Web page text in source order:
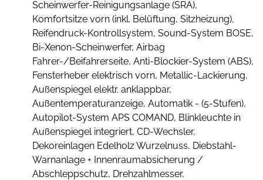
Scheinwerfer-Reinigungsanlage (SRA),
Komfortsitze vorn (inkl. Belüftung, Sitzheizung),
Reifendruck-Kontrollsystem, Sound-System BOSE,
Bi-Xenon-Scheinwerfer, Airbag
Fahrer-/Beifahrerseite, Anti-Blockier-System (ABS),
Fensterheber elektrisch vorn, Metallic-Lackierung,
Außenspiegel elektr. anklappbar,
Außentemperaturanzeige, Automatik - (5-Stufen),
Autopilot-System APS COMAND, Blinkleuchte in
Außenspiegel integriert, CD-Wechsler,
Dekoreinlagen Edelholz Wurzelnuss, Diebstahl-
Warnanlage + Innenraumabsicherung /
Abschleppschutz, Drehzahlmesser,